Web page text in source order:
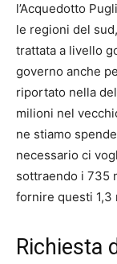
l’Acquedotto
le regioni del
trattata a livello
governo anche
riportato nella
milioni nel
ne stiamo
necessario ci
sottraendo i 735
fornire questi 1,3
Richiesta